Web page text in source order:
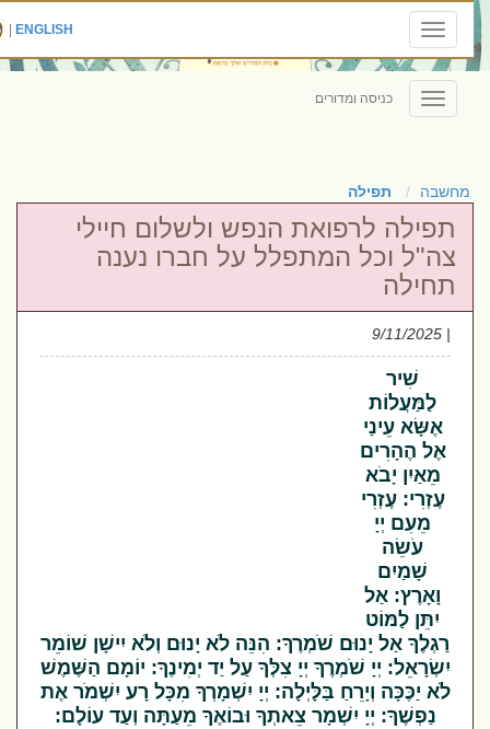
Toggle
navigation
ENGLISH
|
Toggle
navigation
כניסה ומדורים
מחשבה תפילה
תפילה לרפואת הנפש ולשלום חיילי
צה"ל וכל המתפלל על חברו נענה
תחילה
שִׁיר
לַמַּעֲלוֹת
אֶשָּׂא עֵינַי
אֶל הֶהָרִים
מֵאַיִן יָבֹא
עֶזְרִי: עֶזְרִי
מֵעִם יְיָ
עֹשֵׂה
שָׁמַיִם
וָאָרֶץ: אַל
יִתֵּן לַמּוֹט
רַגְלֶךָ אַל יָנוּם שֹׁמְרֶךָ: הִנֵּה לֹא יָנוּם וְלֹא יִישָׁן שׁוֹמֵר
יִשְׂרָאֵל: יְיָ שֹׁמְרֶךָ יְיָ צִלְּךָ עַל יַד יְמִינֶךָ: יוֹמָם הַשֶּׁמֶשׁ
לֹא יַכֶּכָּה וְיָרֵחַ בַּלָּיְלָה: יְיָ יִשְׁמָרְךָ מִכָּל רָע יִשְׁמֹר אֶת
נַפְשֶׁךָ: יְיָ יִשְׁמָר צֵאתְךָ וּבוֹאֶךָ מֵעַתָּה וְעַד עוֹלָם: